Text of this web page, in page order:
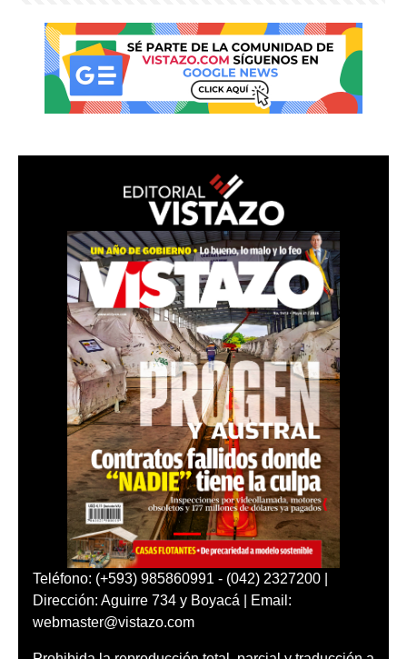
Teléfono: (+593) 985860991 - (042) 2327200 |
Dirección: Aguirre 734 y Boyacá | Email:
webmaster@vistazo.com